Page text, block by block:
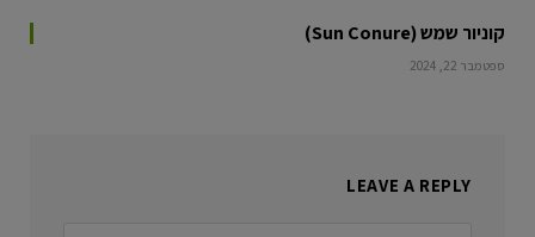
קוניור שמש (Sun Conure)
ספטמבר 22, 2024
LEAVE A REPLY